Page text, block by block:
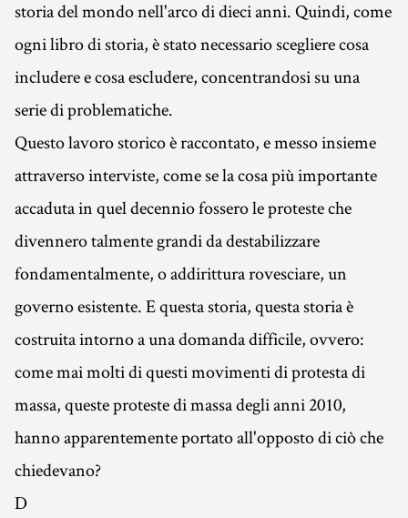
storia del mondo nell'arco di dieci anni. Quindi, come
ogni libro di storia, è stato necessario scegliere cosa
includere e cosa escludere, concentrandosi su una
serie di problematiche.
Questo lavoro storico è raccontato, e messo insieme
attraverso interviste, come se la cosa più importante
accaduta in quel decennio fossero le proteste che
divennero talmente grandi da destabilizzare
fondamentalmente, o addirittura rovesciare, un
governo esistente. E questa storia, questa storia è
costruita intorno a una domanda difficile, ovvero:
come mai molti di questi movimenti di protesta di
massa, queste proteste di massa degli anni 2010,
hanno apparentemente portato all'opposto di ciò che
chiedevano?
D